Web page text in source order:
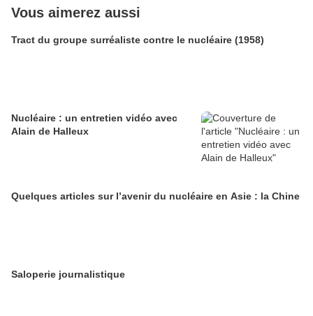
Vous aimerez aussi
Tract du groupe surréaliste contre le nucléaire (1958)
Nucléaire : un entretien vidéo avec
Alain de Halleux
Quelques articles sur l’avenir du nucléaire en Asie : la Chine
Saloperie journalistique